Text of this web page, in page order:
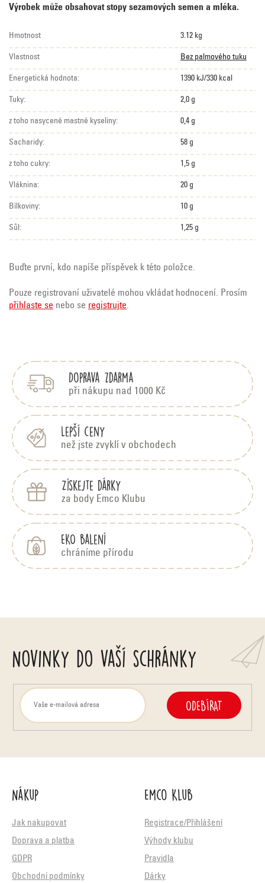
Výrobek může obsahovat stopy sezamových semen a mléka.
Hmotnost 3.12 kg
Vlastnost Bez palmového tuku
Energetická hodnota: 1390 kJ/330 kcal
Tuky: 2,0 g
z toho nasycené mastné kyseliny: 0,4 g
Sacharidy: 58 g
z toho cukry: 1,5 g
Vláknina: 20 g
Bílkoviny: 10 g
Sůl: 1,25 g
Buďte první, kdo napíše příspěvek k této položce.
Pouze registrovaní uživatelé mohou vkládat hodnocení. Prosím
přihlaste se nebo se registrujte.
Doprava zdarma
při nákupu nad 1000 Kč
Lepší ceny
než jste zvyklí v obchodech
Získejte dárky
za body Emco Klubu
EKO balení
chráníme přírodu
Novinky do vaší schránky
ODEBÍRAT
Nákup
Jak nakupovat
Doprava a platba
GDPR
Obchodní podmínky
Emco Klub
Registrace/Přihlášení
Výhody klubu
Pravidla
Dárky